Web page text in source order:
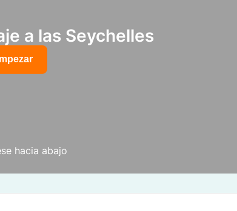
a las Seychelles
hacia abajo